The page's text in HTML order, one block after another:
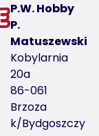
P.W. Hobby
P.
Matuszewski
Kobylarnia
20a
86-061
Brzoza
k/Bydgoszczy